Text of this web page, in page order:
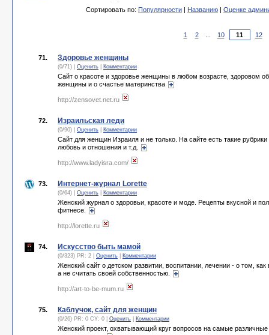
Сортировать по: Популярности | Названию | Оценке
1 2 10 12
71. Здоровье женщины
(0/71) | Оценить Комментарии
Сайт о красоте и здоровье женщины в любом возрасте, здоровом
женщины и о счастье материнства
http://zensovet.net.ru
72. Израильская леди
(0/90) | Оценить Комментарии
Сайт для женщин Израиля и не только. На сайте есть такие
любовь и отношения и т.д.
http://www.ladyisra.com/
73. Интернет-журнал Lorette
(0/64) | Оценить Комментарии
Женский журнал о здоровьи, красоте и моде. Рецепты вкусной и
фитнесе.
http://lorette.ru
74. Искусство быть мамой
(0/323) PR: 2 | Оценить Комментарии
Женский сайт о детском развитии, воспитании, лечении - о том,
а не считать своей собственностью.
http://art-to-be-mum.ru
75. Каблучок, сайт для женщин
(0/26) PR: 0 CY: 0 | Оценить Комментарии
Женский проект, охватывающий круг вопросов на самые